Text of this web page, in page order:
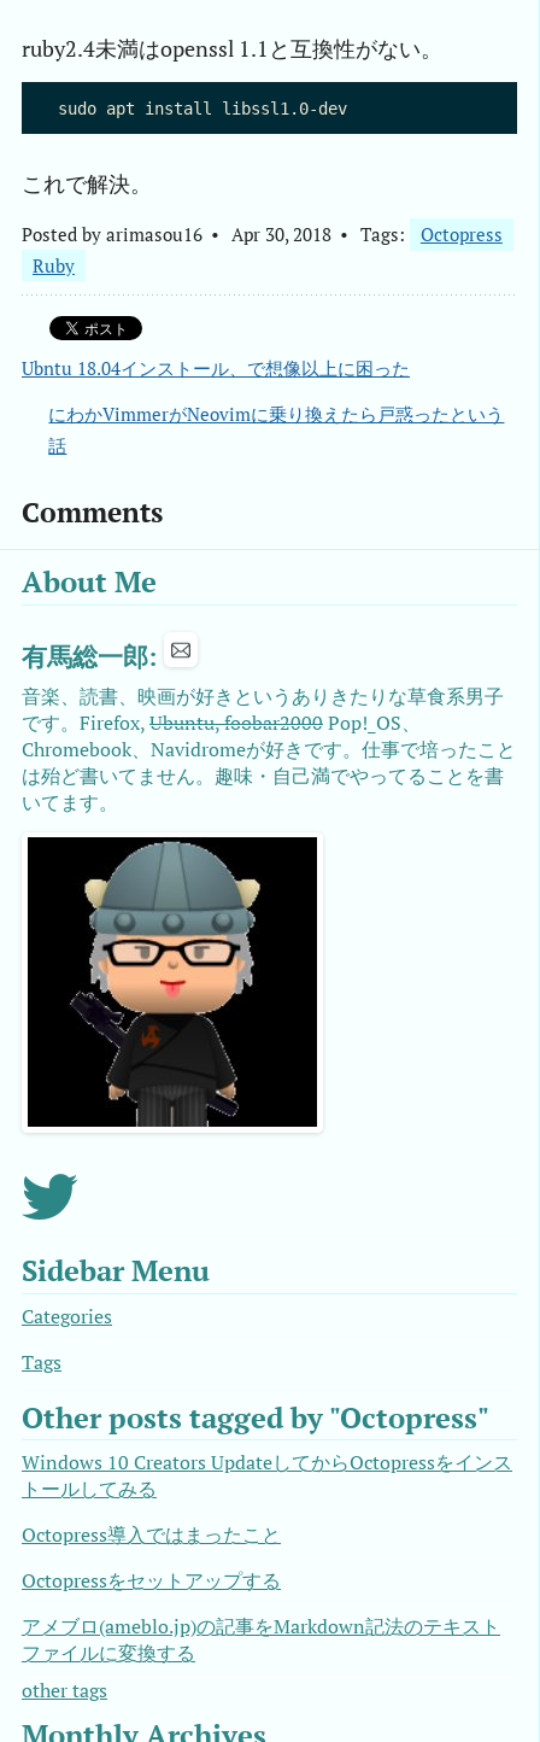
ruby2.4未満はopenssl 1.1と互換性がない。
これで解決。
Posted by arimasou16 Apr 30, 2018 Tags:
Octopress
Ruby
Ubntu 18.04インストール、で想像以上に困った
にわかVimmerがNeovimに乗り換えたら戸惑ったという
話
Comments
About Me
有馬総一郎:
音楽、読書、映画が好きというありきたりな草食系男子
です。Firefox,Ubuntu, foobar2000Pop!_OS、
Chromebook、Navidromeが好きです。仕事で培ったこと
は殆ど書いてません。趣味・自己満でやってることを書
いてます。
Sidebar Menu
Categories
Tags
Other posts tagged by "Octopress"
Windows 10 Creators UpdateしてからOctopressをインス
トールしてみる
Octopress導入ではまったこと
Octopressをセットアップする
アメブロ(ameblo.jp)の記事をMarkdown記法のテキスト
ファイルに変換する
other tags